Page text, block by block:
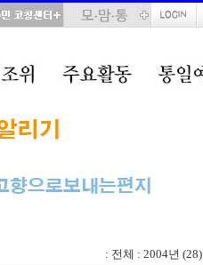
: 전체 : 2004년 (28)